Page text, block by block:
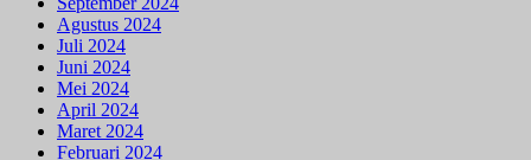
Agustus 2024
Juli 2024
Juni 2024
Mei 2024
April 2024
Maret 2024
Februari 2024